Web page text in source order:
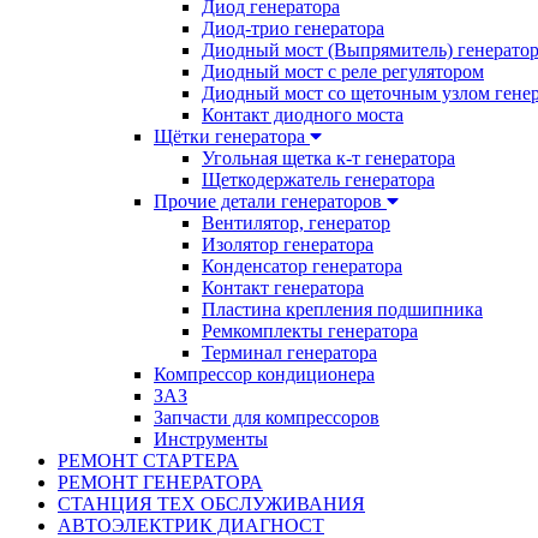
Диод генератора
Диод-трио генератора
Диодный мост (Выпрямитель)
Диодный мост с реле регулятором
Диодный мост со щеточным узлом
Контакт диодного моста
Щётки генератора
Угольная щетка к-т генератора
Щеткодержатель генератора
Прочие детали генераторов
Вентилятор, генератор
Изолятор генератора
Конденсатор генератора
Контакт генератора
Пластина крепления подшипника
Ремкомплекты генератора
Терминал генератора
Компрессор кондиционера
ЗАЗ
Запчасти для компрессоров
Инструменты
РЕМОНТ СТАРТЕРА
РЕМОНТ ГЕНЕРАТОРА
СТАНЦИЯ ТЕХ ОБСЛУЖИВАНИЯ
АВТОЭЛЕКТРИК ДИАГНОСТ